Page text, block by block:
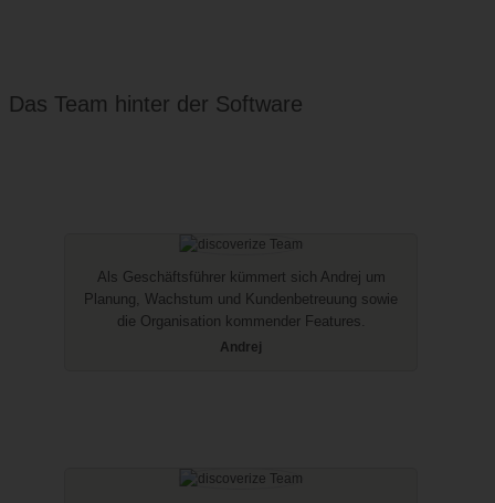
Das Team hinter der Software
Als Geschäftsführer kümmert sich Andrej um
Planung, Wachstum und Kundenbetreuung sowie
die Organisation kommender Features.
Andrej